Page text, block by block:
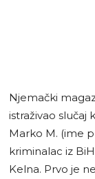
Njemački
istraživao slučaj
Marko M. (ime
kriminalac iz
Kelna. Prvo je